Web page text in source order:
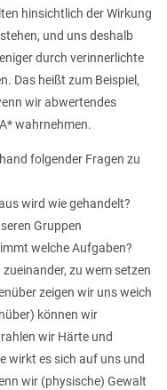
hinsichtlich der Wirkung
und uns deshalb
durch verinnerlichte
Das heißt zum Beispiel,
wir abwertendes
wahrnehmen.
folgender Fragen zu
wird wie gehandelt?
Gruppen
welche Aufgaben?
zu wem setzen
zeigen wir uns weich
können wir
wir Härte und
wirkt es sich auf uns und
wir (physische) Gewalt